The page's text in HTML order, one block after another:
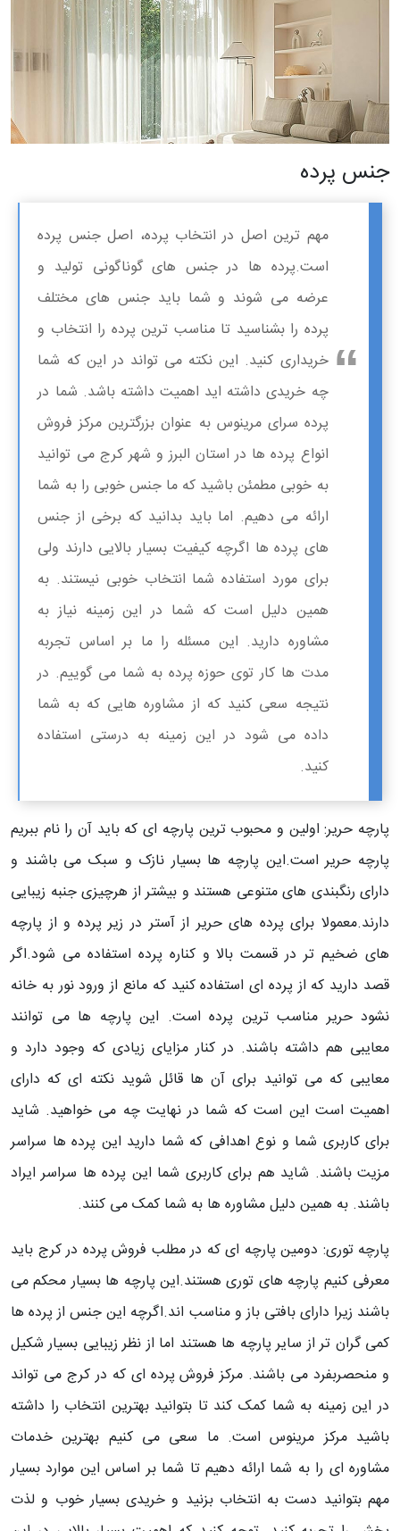
جنس پرده
مهم ترین اصل در انتخاب پرده، اصل جنس پرده
است.پرده ها در جنس های گوناگونی تولید و
عرضه می شوند و شما باید جنس های مختلف
پرده را بشناسید تا مناسب ترین پرده را انتخاب و
خریداری کنید. این نکته می تواند در این که شما
چه خریدی داشته اید اهمیت داشته باشد. شما در
پرده سرای مرینوس به عنوان بزرگترین مرکز فروش
انواع پرده ها در استان البرز و شهر کرج می توانید
به خوبی مطمئن باشید که ما جنس خوبی را به شما
ارائه می دهیم. اما باید بدانید که برخی از جنس
های پرده ها اگرچه کیفیت بسیار بالایی دارند ولی
برای مورد استفاده شما انتخاب خوبی نیستند. به
همین دلیل است که شما در این زمینه نیاز به
مشاوره دارید. این مسئله را ما بر اساس تجربه
مدت ها کار توی حوزه پرده به شما می گوییم. در
نتیجه سعی کنید که از مشاوره هایی که به شما
داده می شود در این زمینه به درستی استفاده
کنید.
پارچه حریر: اولین و محبوب ترین پارچه ای که باید آن را نام ببریم
پارچه حریر است.این پارچه ها بسیار نازک و سبک می باشند و
دارای رنگبندی های متنوعی هستند و بیشتر از هرچیزی جنبه زیبایی
دارند.معمولا برای پرده های حریر از آستر در زیر پرده و از پارچه
های ضخیم تر در قسمت بالا و کناره پرده استفاده می شود.اگر
قصد دارید که از پرده ای استفاده کنید که مانع از ورود نور به خانه
نشود حریر مناسب ترین پرده است. این پارچه ها می توانند
معایبی هم داشته باشند. در کنار مزایای زیادی که وجود دارد و
معایبی که می توانید برای آن ها قائل شوید نکته ای که دارای
اهمیت است این است که شما در نهایت چه می خواهید. شاید
برای کاربری شما و نوع اهدافی که شما دارید این پرده ها سراسر
مزیت باشند. شاید هم برای کاربری شما این پرده ها سراسر ایراد
باشند. به همین دلیل مشاوره ها به شما کمک می کنند.
پارچه توری: دومین پارچه ای که در مطلب فروش پرده در کرج باید
معرفی کنیم پارچه های توری هستند.این پارچه ها بسیار محکم می
باشند زیرا دارای بافتی باز و مناسب اند.اگرچه این جنس از پرده ها
کمی گران تر از سایر پارچه ها هستند اما از نظر زیبایی بسیار شکیل
و منحصربفرد می باشند. مرکز فروش پرده ای که در کرج می تواند
در این زمینه به شما کمک کند تا بتوانید بهترین انتخاب را داشته
باشید مرکز مرینوس است. ما سعی می کنیم بهترین خدمات
مشاوره ای را به شما ارائه دهیم تا شما بر اساس این موارد بسیار
مهم بتوانید دست به انتخاب بزنید و خریدی بسیار خوب و لذت